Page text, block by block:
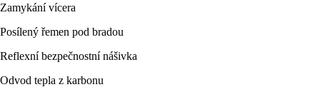
Zamykání vícera
Posílený řemen pod bradou
Reflexní bezpečnostní nášivka
Odvod tepla z karbonu